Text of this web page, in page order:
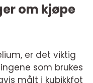
om kjøpe
er det viktig
som brukes
målt i kubikkfot